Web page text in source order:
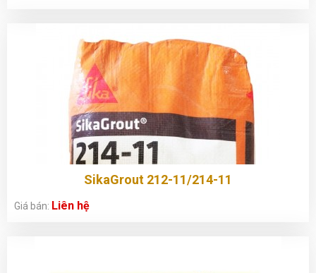
SikaGrout 212-11/214-11
Giá bán: Liên hệ